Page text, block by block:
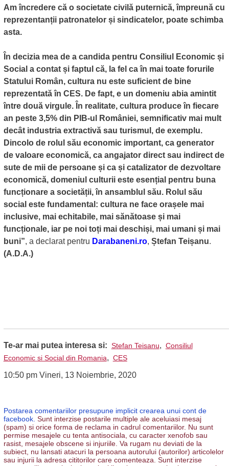
Am încredere că o societate civilă puternică, împreună cu
reprezentanții patronatelor și sindicatelor, poate schimba
asta.
În decizia mea de a candida pentru Consiliul Economic și
Social a contat și faptul că, la fel ca în mai toate forurile
Statului Român, cultura nu este suficient de bine
reprezentată în CES. De fapt, e un domeniu abia amintit
între două virgule. În realitate, cultura produce în fiecare
an peste 3,5% din PIB-ul României, semnificativ mai mult
decât industria extractivă sau turismul, de exemplu.
Dincolo de rolul său economic important, ca generator
de valoare economică, ca angajator direct sau indirect de
sute de mii de persoane și ca și catalizator de dezvoltare
economică, domeniul culturii este esențial pentru buna
funcționare a societății, în ansamblul său. Rolul său
social este fundamental: cultura ne face orașele mai
inclusive, mai echitabile, mai sănătoase și mai
funcționale, iar pe noi toți mai deschiși, mai umani și mai
buni”, a declarat pentru Darabaneni.ro, Ștefan Teișanu.
(A.D.A.)
Te-ar mai putea interesa si: Stefan Teisanu, Consiliul
Economic si Social din Romania, CES
10:50 pm Vineri, 13 Noiembrie, 2020
Postarea comentariilor presupune implicit crearea unui cont de
facebook. Sunt interzise postarile multiple ale aceluiasi mesaj
(spam) si orice forma de reclama in cadrul comentariilor. Nu sunt
permise mesajele cu tenta antisociala, cu caracter xenofob sau
rasist, mesajele obscene si injuriile. Va rugam nu deviati de la
subiect, nu lansati atacuri la persoana autorului (autorilor) articolelor
sau injurii la adresa cititorilor care comenteaza. Sunt interzise